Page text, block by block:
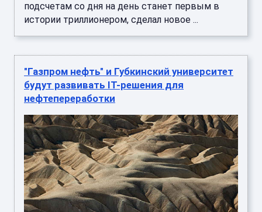
подсчетам со дня на день станет первым в
истории триллионером, сделал новое ...
"Газпром нефть" и Губкинский университет
будут развивать IT-решения для
нефтепереработки